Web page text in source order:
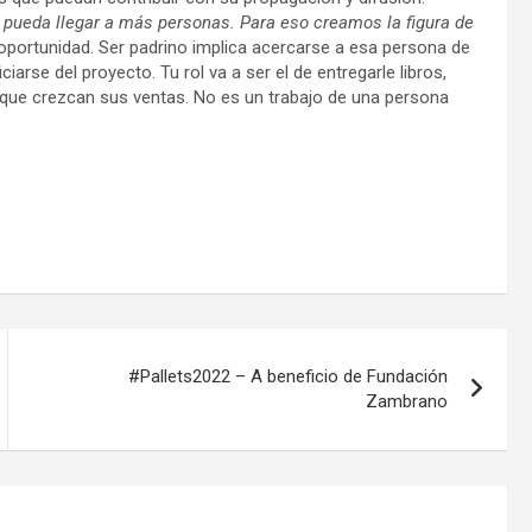
llegar a más personas. Para eso creamos la figura de
Ser padrino implica acercarse a esa persona de
del proyecto. Tu rol va a ser el de entregarle libros,
crezcan sus ventas. No es un trabajo de una persona
#Pallets2022 – A beneficio de Fundación
Zambrano